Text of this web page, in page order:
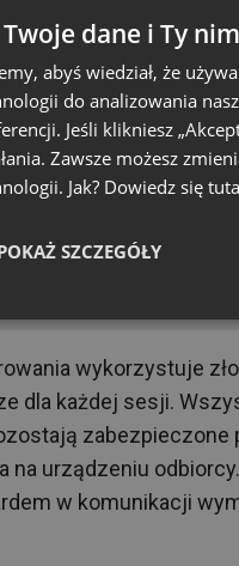
zaawansowana
mają dostęp do
danych.
wyłącznie
Webinary i
wykorzystuje
dla każdej sesji.
zabezpieczone
na urządzeniu
w komunikacji
dane i Ty
abyś wiedział, że
do analizowania
Jeśli klikniesz
Zawsze możesz
Jak? Dowiedz się
SZCZEGÓŁY